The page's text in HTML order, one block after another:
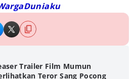
Trailer Film Mumun
Teror Sang Pocong